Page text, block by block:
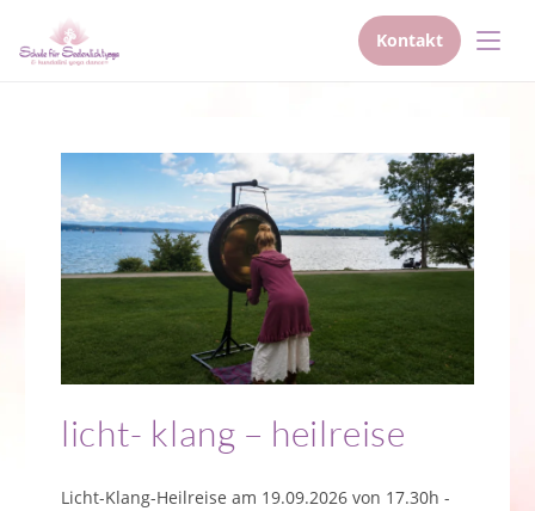
Kontakt
springen
licht- klang – heilreise
Licht-Klang-Heilreise am 19.09.2026 von 17.30h -